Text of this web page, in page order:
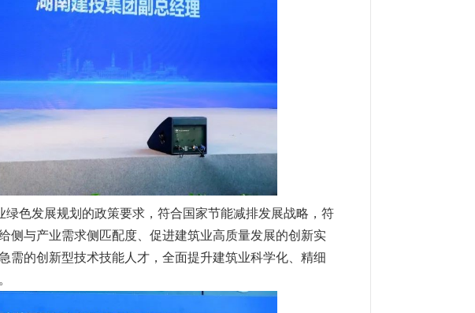
色发展规划的政策要求，符合国家节能减排发展战略，符
侧与产业需求侧匹配度、促进建筑业高质量发展的创新实
需的创新型技术技能人才，全面提升建筑业科学化、精细